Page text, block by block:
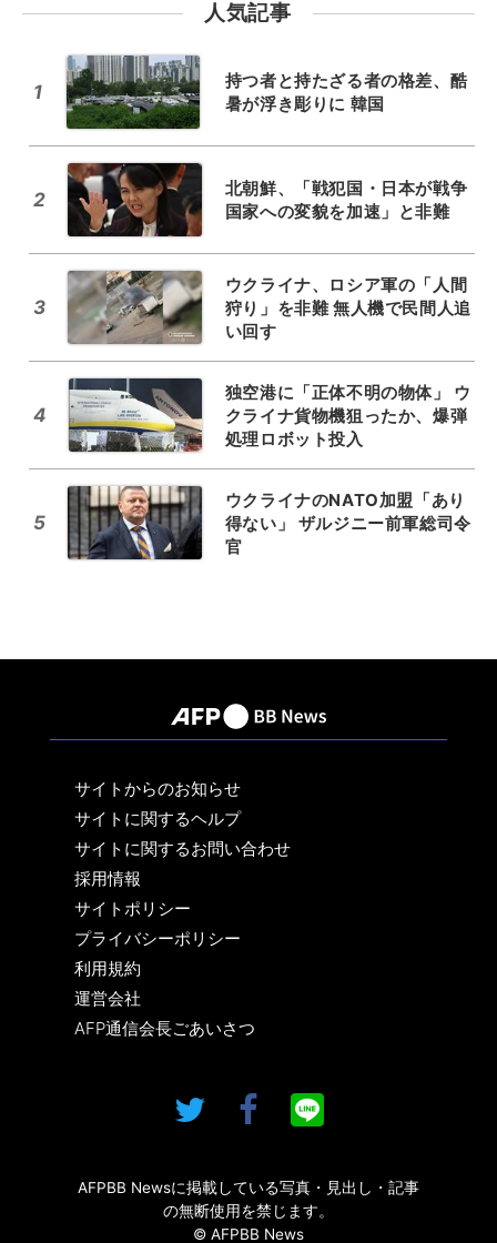
人気記事
1
持つ者と持たざる者の格差、酷
暑が浮き彫りに 韓国
2
北朝鮮、「戦犯国・日本が戦争
国家への変貌を加速」と非難
3
ウクライナ、ロシア軍の「人間
狩り」を非難 無人機で民間人追
い回す
4
独空港に「正体不明の物体」 ウ
クライナ貨物機狙ったか、爆弾
処理ロボット投入
5
ウクライナのNATO加盟「あり
得ない」 ザルジニー前軍総司令
官
サイトからのお知らせ
サイトに関するヘルプ
サイトに関するお問い合わせ
採用情報
サイトポリシー
プライバシーポリシー
利用規約
運営会社
AFP通信会長ごあいさつ
AFPBB Newsに掲載している写真・見出し・記事
の無断使用を禁じます。
© AFPBB News